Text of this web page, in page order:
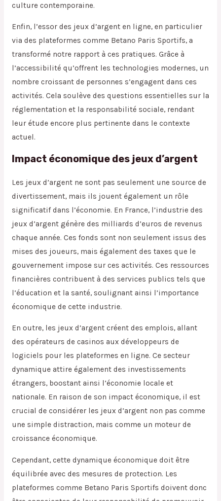
culture contemporaine.
Enfin, l’essor des jeux d’argent en ligne, en particulier
via des plateformes comme Betano Paris Sportifs, a
transformé notre rapport à ces pratiques. Grâce à
l’accessibilité qu’offrent les technologies modernes, un
nombre croissant de personnes s’engagent dans ces
activités. Cela soulève des questions essentielles sur la
réglementation et la responsabilité sociale, rendant
leur étude encore plus pertinente dans le contexte
actuel.
Impact économique des jeux d’argent
Les jeux d’argent ne sont pas seulement une source de
divertissement, mais ils jouent également un rôle
significatif dans l’économie. En France, l’industrie des
jeux d’argent génère des milliards d’euros de revenus
chaque année. Ces fonds sont non seulement issus des
mises des joueurs, mais également des taxes que le
gouvernement impose sur ces activités. Ces ressources
financières contribuent à des services publics tels que
l’éducation et la santé, soulignant ainsi l’importance
économique de cette industrie.
En outre, les jeux d’argent créent des emplois, allant
des opérateurs de casinos aux développeurs de
logiciels pour les plateformes en ligne. Ce secteur
dynamique attire également des investissements
étrangers, boostant ainsi l’économie locale et
nationale. En raison de son impact économique, il est
crucial de considérer les jeux d’argent non pas comme
une simple distraction, mais comme un moteur de
croissance économique.
Cependant, cette dynamique économique doit être
équilibrée avec des mesures de protection. Les
plateformes comme Betano Paris Sportifs doivent donc